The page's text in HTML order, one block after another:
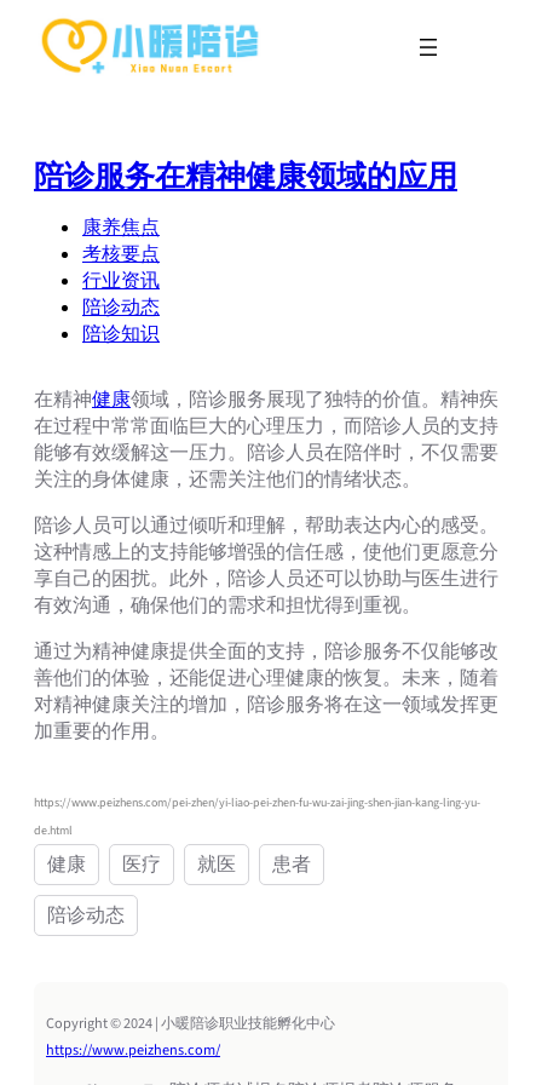
陪诊服务在精神健康领域的应用
康养焦点
考核要点
行业资讯
陪诊动态
陪诊知识
在精神健康领域，陪诊服务展现了独特的价值。精神疾
在过程中常常面临巨大的心理压力，而陪诊人员的支持
能够有效缓解这一压力。陪诊人员在陪伴时，不仅需要
关注的身体健康，还需关注他们的情绪状态。
陪诊人员可以通过倾听和理解，帮助表达内心的感受。
这种情感上的支持能够增强的信任感，使他们更愿意分
享自己的困扰。此外，陪诊人员还可以协助与医生进行
有效沟通，确保他们的需求和担忧得到重视。
通过为精神健康提供全面的支持，陪诊服务不仅能够改
善他们的体验，还能促进心理健康的恢复。未来，随着
对精神健康关注的增加，陪诊服务将在这一领域发挥更
加重要的作用。
https://www.peizhens.com/pei-zhen/yi-liao-pei-zhen-fu-wu-zai-jing-shen-jian-kang-ling-yu-
de.html
健康 医疗 就医
患者
陪诊动态
Copyright © 2024 | 小暖陪诊职业技能孵化中心
https://www.peizhens.com/